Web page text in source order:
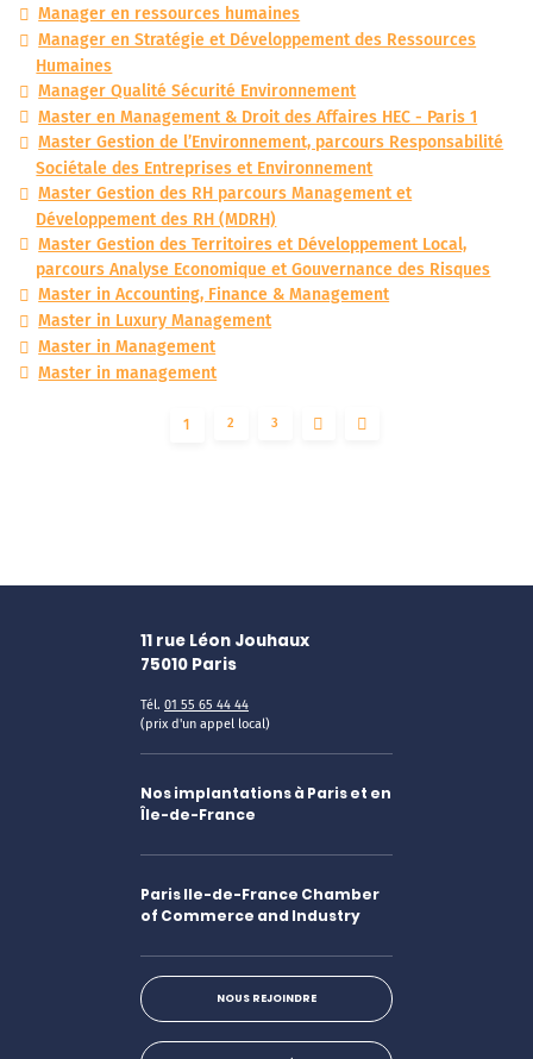
Manager en ressources humaines
Manager en Stratégie et Développement des Ressources
Humaines
Manager Qualité Sécurité Environnement
Master en Management & Droit des Affaires HEC - Paris 1
Master Gestion de l’Environnement, parcours Responsabilité
Sociétale des Entreprises et Environnement
Master Gestion des RH parcours Management et
Développement des RH (MDRH)
Master Gestion des Territoires et Développement Local,
parcours Analyse Economique et Gouvernance des Risques
Master in Accounting, Finance & Management
Master in Luxury Management
Master in Management
Master in management
1 2 3
11 rue Léon Jouhaux
75010 Paris
Tél. 01 55 65 44 44
(prix d'un appel local)
Nos implantations à Paris et en
Île-de-France
Paris Ile-de-France Chamber
of Commerce and Industry
NOUS REJOINDRE